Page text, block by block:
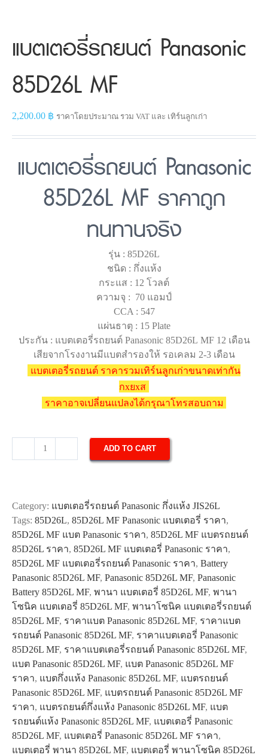
แบตเตอรี่รถยนต์ Panasonic
85D26L MF
2,200.00 ฿ ราคาโดยประมาณ รวม VAT และ เทิร์นลูกเก่า
แบตเตอรี่รถยนต์ Panasonic
85D26L MF ราคาถูก
ทนทานจริง
รุ่น : 85D26L
ชนิด : กึ่งแห้ง
กระแส : 12 โวลต์
ความจุ : 70 แอมป์
CCA : 547
แผ่นธาตุ : 15 Plate
ประกัน : แบตเตอรี่รถยนต์ Panasonic 85D26L MF 12 เดือน
เสียจากโรงงานมีแบตสำรองให้ รอเคลม 2-3 เดือน
แบตเตอรี่รถยนต์ ราคารวมเทิร์นลูกเก่าขนาดเท่ากัน
กxยxส
ราคาอาจเปลี่ยนแปลงได้กรุณาโทรสอบถาม
MF
quantity
ADD TO CART
Category: แบตเตอรี่รถยนต์ Panasonic กึ่งแห้ง JIS26L
Tags: 85D26L, 85D26L MF Panasonic แบตเตอรี่ ราคา,
85D26L MF แบต Panasonic ราคา, 85D26L MF แบตรถยนต์
85D26L ราคา, 85D26L MF แบตเตอรี่ Panasonic ราคา,
85D26L MF แบตเตอรี่รถยนต์ Panasonic ราคา, Battery
Panasonic 85D26L MF, Panasonic 85D26L MF, Panasonic
Battery 85D26L MF, พานา แบตเตอรี่ 85D26L MF, พานา
โซนิค แบตเตอรี่ 85D26L MF, พานาโซนิค แบตเตอรี่รถยนต์
85D26L MF, ราคาแบต Panasonic 85D26L MF, ราคาแบต
รถยนต์ Panasonic 85D26L MF, ราคาแบตเตอรี่ Panasonic
85D26L MF, ราคาแบตเตอรี่รถยนต์ Panasonic 85D26L MF,
แบต Panasonic 85D26L MF, แบต Panasonic 85D26L MF
ราคา, แบตกึ่งแห้ง Panasonic 85D26L MF, แบตรถยนต์
Panasonic 85D26L MF, แบตรถยนต์ Panasonic 85D26L MF
ราคา, แบตรถยนต์กึ่งแห้ง Panasonic 85D26L MF, แบต
รถยนต์แห้ง Panasonic 85D26L MF, แบตเตอรี่ Panasonic
85D26L MF, แบตเตอรี่ Panasonic 85D26L MF ราคา,
แบตเตอรี่ พานา 85D26L MF, แบตเตอรี่ พานาโซนิค 85D26L